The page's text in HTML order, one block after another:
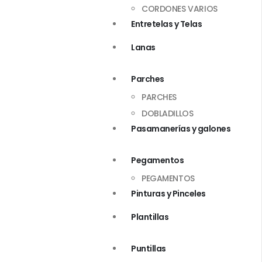
CORDONES VARIOS
Entretelas y Telas
Lanas
Parches
PARCHES
DOBLADILLOS
Pasamanerías y galones
Pegamentos
PEGAMENTOS
Pinturas y Pinceles
Plantillas
Puntillas